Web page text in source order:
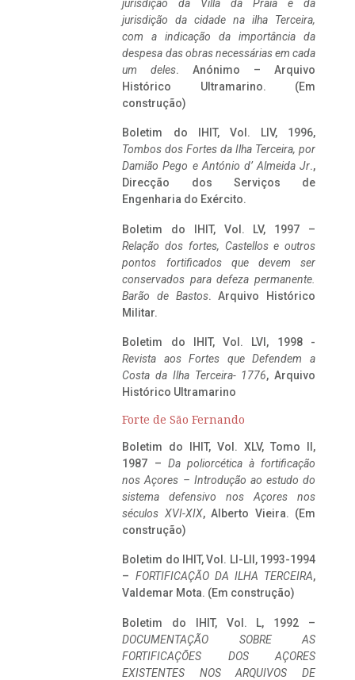
jurisdição da Villa da Praia e da
jurisdição da cidade na ilha Terceira,
com a indicação da importância da
despesa das obras necessárias em cada
um deles. Anónimo – Arquivo
Histórico Ultramarino. (Em
construção)
Boletim do IHIT, Vol. LIV, 1996,
Tombos dos Fortes da Ilha Terceira, por
Damião Pego e António d’ Almeida Jr.,
Direcção dos Serviços de
Engenharia do Exército.
Boletim do IHIT, Vol. LV, 1997 –
Relação dos fortes, Castellos e outros
pontos fortificados que devem ser
conservados para defeza permanente.
Barão de Bastos. Arquivo Histórico
Militar.
Boletim do IHIT, Vol. LVI, 1998 -
Revista aos Fortes que Defendem a
Costa da Ilha Terceira- 1776, Arquivo
Histórico Ultramarino
Forte de São Fernando
Boletim do IHIT, Vol. XLV, Tomo II,
1987 – Da poliorcética à fortificação
nos Açores – Introdução ao estudo do
sistema defensivo nos Açores nos
séculos XVI-XIX, Alberto Vieira. (Em
construção)
Boletim do IHIT, Vol. LI-LII, 1993-1994
– FORTIFICAÇÃO DA ILHA TERCEIRA,
Valdemar Mota. (Em construção)
Boletim do IHIT, Vol. L, 1992 –
DOCUMENTAÇÃO SOBRE AS
FORTIFICAÇÕES DOS AÇORES
EXISTENTES NOS ARQUIVOS DE